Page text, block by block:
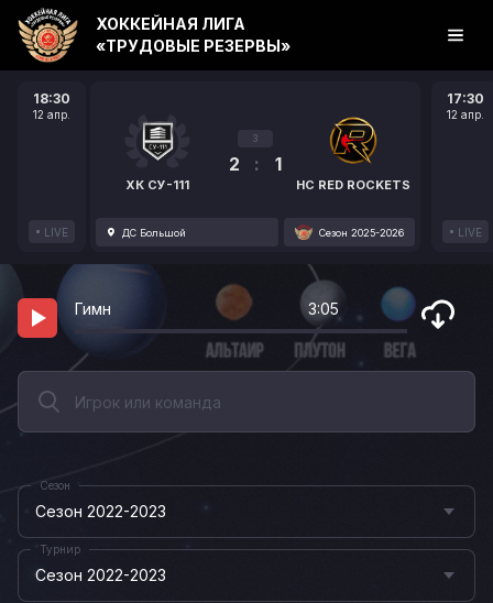
18:30
12 апр.
LIVE
ХК СУ-111
3
2 : 1
HC RED ROCKETS
ДС Большой Сезон 2025-2026
17:30
12 апр.
LIVE
ХОККЕЙНАЯ ЛИГА
«ТРУДОВЫЕ РЕЗЕРВЫ»
Гимн 3:05
Сезон 2022-2023
Сезон
Сезон 2022-2023
Турнир